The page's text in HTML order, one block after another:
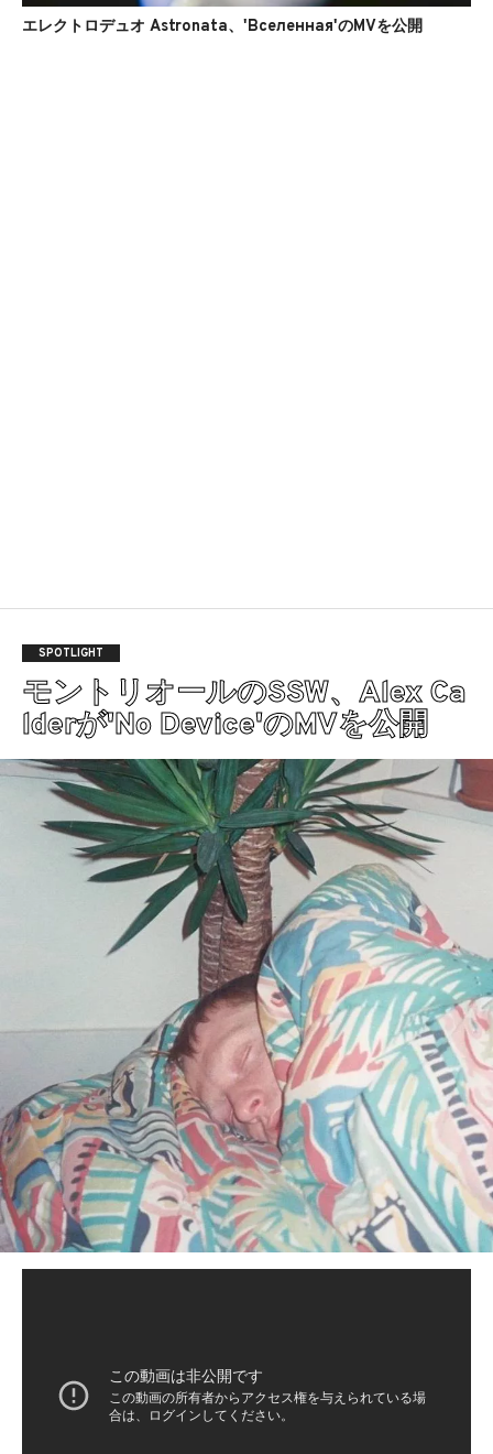
エレクトロデュオ Astronata、'Вселенная'のMVを公開
SPOTLIGHT
モントリオールのSSW、Alex Ca
lderが'No Device'のMVを公開